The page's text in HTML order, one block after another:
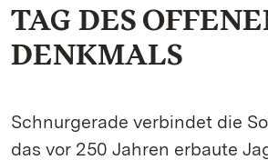
TAG DES
DENKMALS
Schnurgerade verbindet die
das vor 250 Jahren erbaute